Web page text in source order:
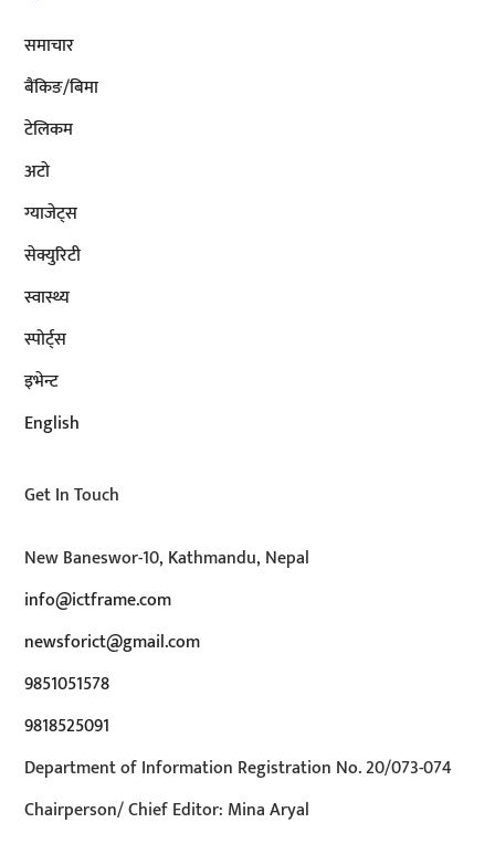
समाचार
बैंकिङ/बिमा
टेलिकम
अटाे
ग्याजेट्स
सेक्युरिटी
स्वास्थ्य
स्पोर्ट्स
इभेन्ट
English
Get In Touch
New Baneswor-10, Kathmandu, Nepal
info@ictframe.com
newsforict@gmail.com
9851051578
9818525091
Department of Information Registration No. 20/073-074
Chairperson/ Chief Editor: Mina Aryal